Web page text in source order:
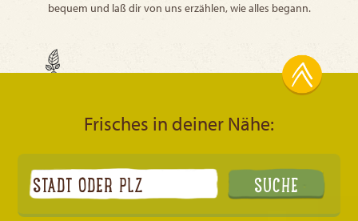
bequem und laß dir von uns erzählen, wie alles begann.
Frisches in deiner Nähe: